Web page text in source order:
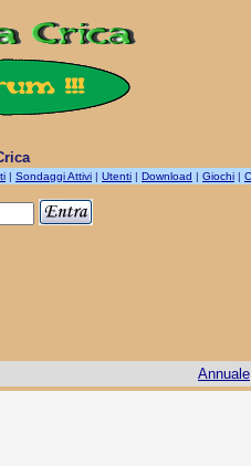
| Sondaggi Attivi | Utenti | Download | Giochi |
Annuale